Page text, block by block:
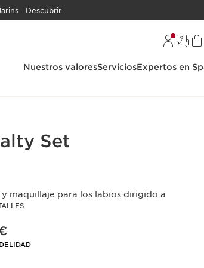
Descubrir
Nuestros valoresServiciosExpertos en
Set
maquillaje para los labios dirigido a